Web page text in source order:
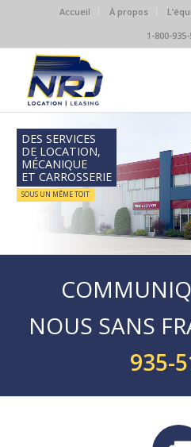
Accueil À propos
1-800-935-
DES SERVICES
DE LOCATION,
MÉCANIQUE
ET CARROSSERIE
SOUS UN MÊME TOIT
NOUS SANS
935-